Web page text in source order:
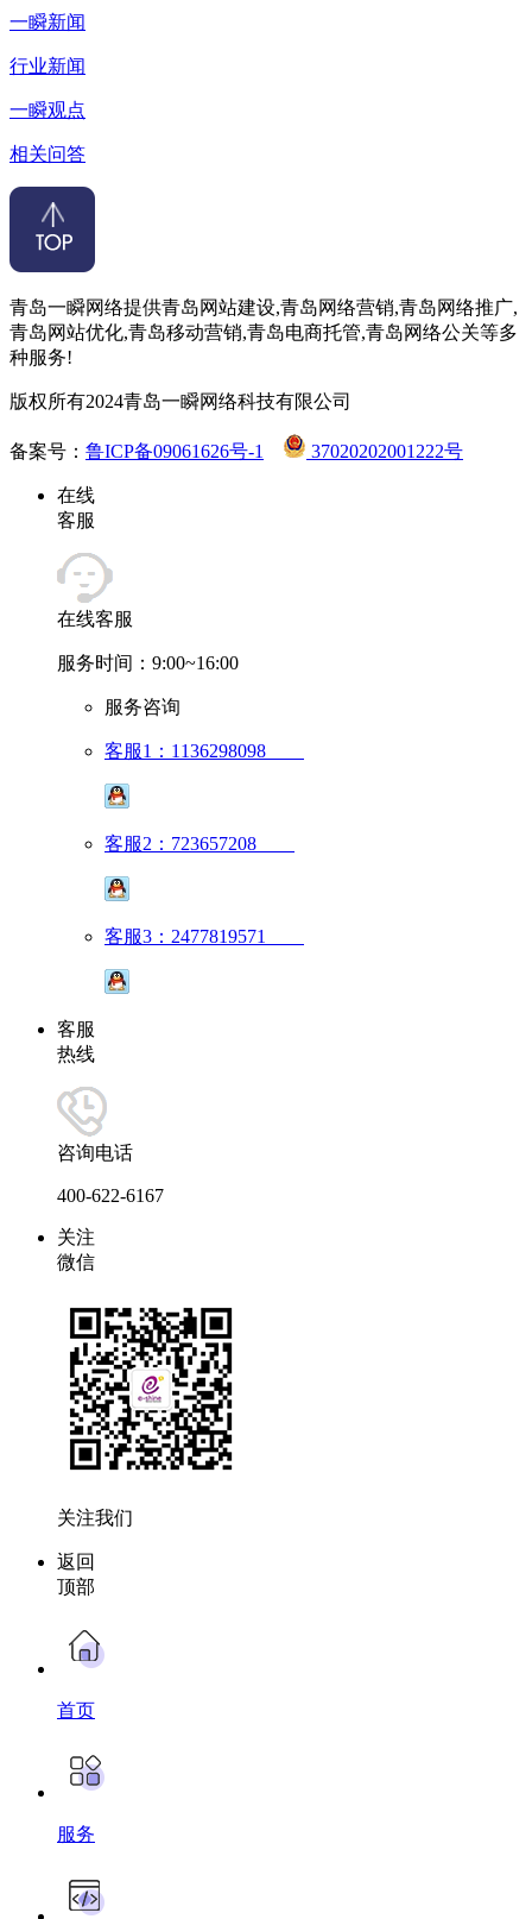
一瞬新闻
行业新闻
一瞬观点
相关问答
青岛一瞬网络提供青岛网站建设,青岛网络营销,青岛网络推广,
青岛网站优化,青岛移动营销,青岛电商托管,青岛网络公关等多
种服务!
版权所有2024青岛一瞬网络科技有限公司
备案号： 鲁ICP备09061626号-1 37020202001222号
在线
客服
在线客服
服务时间：9:00~16:00
服务咨询
客服1：1136298098
客服2：723657208
客服3：2477819571
客服
热线
咨询电话
400-622-6167
关注
微信
关注我们
返回
顶部
首页
服务